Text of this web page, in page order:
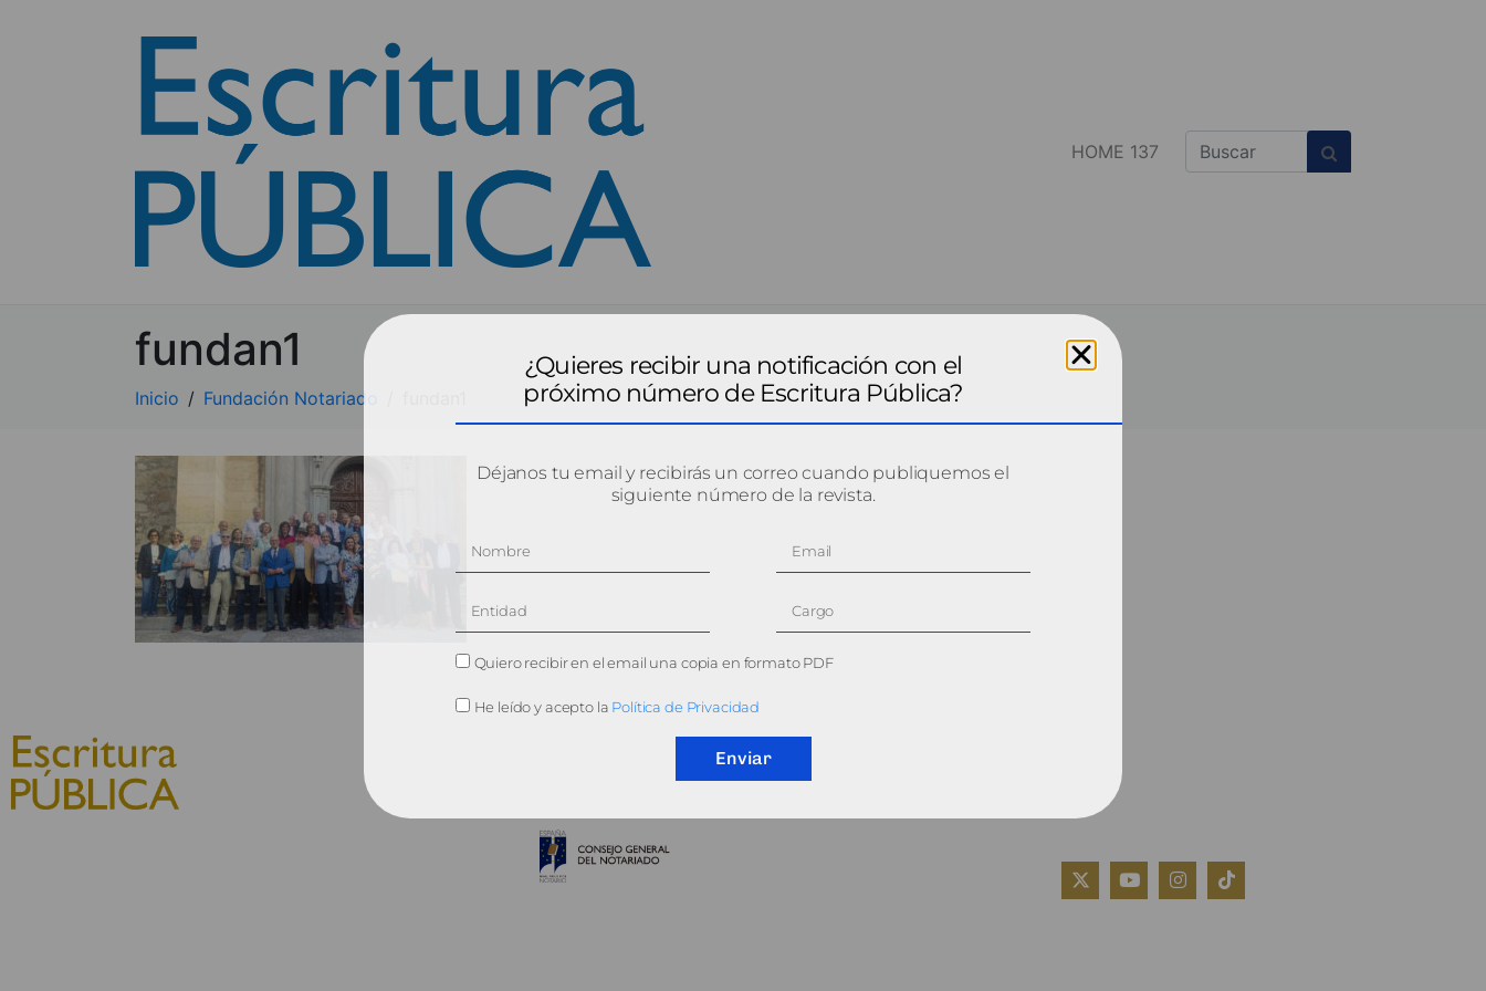
HOME 137
fundan1
Inicio Fundación Notariado
POLÍTICA DE COOKIES
POLÍTICA DE PRIVACIDAD
¿Quieres recibir una notificación con el
próximo número de Escritura Pública?
Déjanos tu email y recibirás un correo cuando publiquemos el
siguiente número de la revista.
Quiero recibir en el email una copia en formato PDF
He leído y acepto la Política de Privacidad
Enviar